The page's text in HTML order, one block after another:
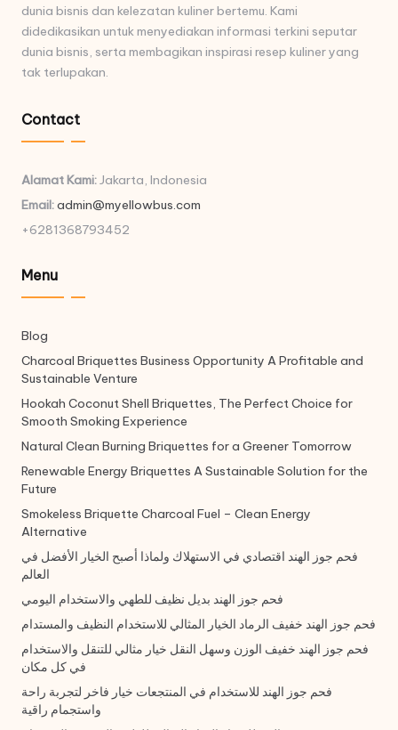
dunia bisnis dan kelezatan kuliner bertemu. Kami
didedikasikan untuk menyediakan informasi terkini seputar
dunia bisnis, serta membagikan inspirasi resep kuliner yang
tak terlupakan.
Contact
Alamat Kami:Jakarta, Indonesia
Email:admin@myellowbus.com
+6281368793452
Menu
Blog
Charcoal Briquettes Business Opportunity A Profitable and
Sustainable Venture
Hookah Coconut Shell Briquettes, The Perfect Choice for
Smooth Smoking Experience
Natural Clean Burning Briquettes for a Greener Tomorrow
Renewable Energy Briquettes A Sustainable Solution for the
Future
Smokeless Briquette Charcoal Fuel – Clean Energy
Alternative
فحم جوز الهند اقتصادي في الاستهلاك ولماذا أصبح الخيار الأفضل في
العالم
فحم جوز الهند بديل نظيف للطهي والاستخدام اليومي
فحم جوز الهند خفيف الرماد الخيار المثالي للاستخدام النظيف والمستدام
فحم جوز الهند خفيف الوزن وسهل النقل خيار مثالي للتنقل والاستخدام
في كل مكان
فحم جوز الهند للاستخدام في المنتجعات خيار فاخر لتجربة راحة
واستجمام راقية